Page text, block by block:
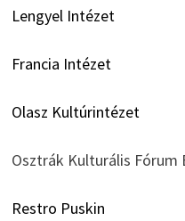
Lengyel Intézet
Francia Intézet
Olasz Kultúrintézet
Osztrák Kulturális Fórum
Restro Puskin